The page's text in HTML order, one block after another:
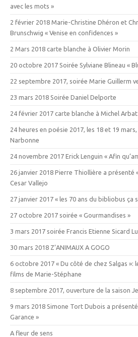
avec les mots »
2 février 2018 Marie-Christine Dhéron et
Brunschwig « Venise en confidences »
2 Mars 2018 carte blanche à Olivier Morin
20 octobre 2017 Soirée Sylviane Blineau «
22 septembre 2017, soirée Marie Guillerm
23 mars 2018 Soirée Daniel Delporte
24 février 2017 carte blanche à Michel
24 heures en poésie 2017, les 18 et 19
Narbonne
24 novembre 2017 Erick Lenguin « Afin
26 janvier 2018 Pierre Thiollière a présenté
Cesar Vallejo
27 janvier 2017 « les 70 ans du bibliobus ça
27 octobre 2017 soirée « Gourmandises »
3 mars 2017 soirée Francis Etienne Sicard
30 mars 2018 Z’ANIMAUX A GOGO
6 octobre 2017 « Du côté de chez Salgas »:
films de Marie-Stéphane
8 septembre 2017, ouverture de la saison
9 mars 2018 Simone Tort Dubois a
Garance »
A fleur de sens